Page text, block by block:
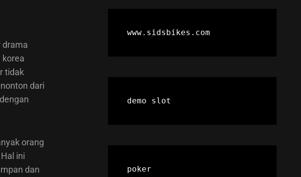
drama
korea
tidak
dari
orang
ini
dan
www.sidsbikes.com
demo slot
poker